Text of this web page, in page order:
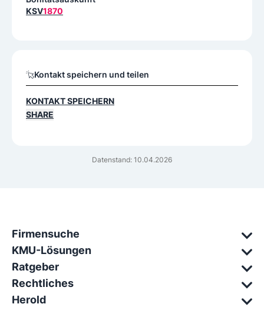
Datenstand: 10.04.2026
KSV1870
Kontakt speichern und teilen
KONTAKT SPEICHERN
SHARE
Firmensuche
KMU-Lösungen
Ratgeber
Rechtliches
Herold